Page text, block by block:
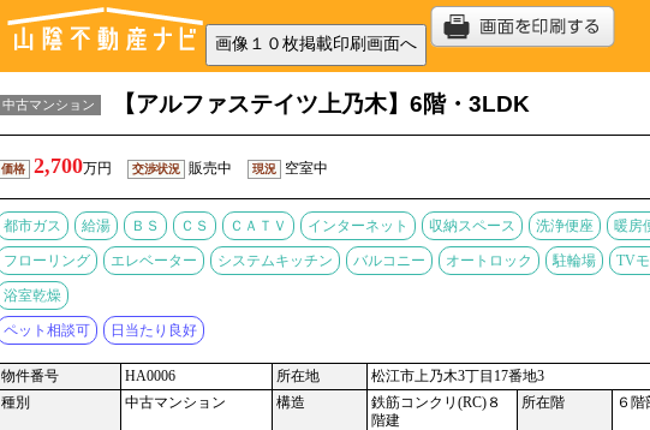
中古マンション 【アルファステイツ上乃木】6階・3LDK
価格 2,700万円 交渉状況 販売中 現況 空室中
都市ガス 給湯 ＢＳ ＣＳ ＣＡＴＶ インターネット 収納スペース 洗浄便座 暖房
フローリング エレベーター システムキッチン バルコニー オートロック 駐輪場 TV
浴室乾燥
ペット相談可 日当たり良好
物件番号 HA0006 所在地
松江市上乃木3丁目17番地3
種別
中古マンション 構造
鉄筋コンクリ(RC)８
階建
所在階 ６階